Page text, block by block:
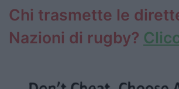
Chi trasmette le
Nazioni di rugby?